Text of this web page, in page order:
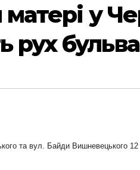
у
рух
та вул. Байди Вишневецького